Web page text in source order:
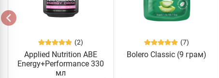
(2)
Applied Nutrition ABE
Energy+Performance 330
мл
(7)
Bolero Classic (9 грам)